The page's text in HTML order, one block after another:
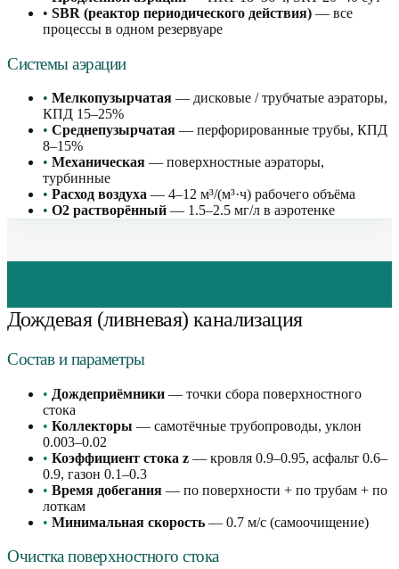
• SBR (реактор периодического действия) — все
процессы в одном резервуаре
Системы аэрации
• Мелкопузырчатая — дисковые / трубчатые аэраторы,
КПД 15–25%
• Среднепузырчатая — перфорированные трубы, КПД
8–15%
• Механическая — поверхностные аэраторы,
турбинные
• Расход воздуха — 4–12 м³/(м³·ч) рабочего объёма
• O2 растворённый — 1.5–2.5 мг/л в аэротенке
Дождевая (ливневая) канализация
Состав и параметры
• Дождеприёмники — точки сбора поверхностного
стока
• Коллекторы — самотёчные трубопроводы, уклон
0.003–0.02
• Коэффициент стока z — кровля 0.9–0.95, асфальт 0.6–
0.9, газон 0.1–0.3
• Время добегания — по поверхности + по трубам + по
лоткам
• Минимальная скорость — 0.7 м/с (самоочищение)
Очистка поверхностного стока